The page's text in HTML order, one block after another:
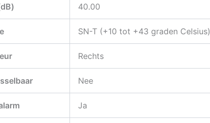
40.00
SN-T (+10 tot +43 graden Celsius)
Rechts
Nee
Ja